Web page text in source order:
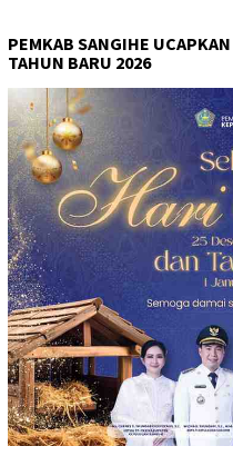
PEMKAB SANGIHE
TAHUN BARU 2026